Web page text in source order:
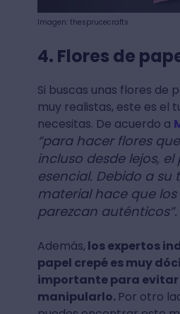
Imagen: thesprucecrafts
4. Flores de
Si buscas unas flores de
muy realistas, este es el
necesitas. De acuerdo a
“para hacer flores
incluso desde lejos,
esencial. Debido a su
material hace que
parezcan auténticos”.
Además, los expertos
papel crepé es muy
importante para evitar
manipularlo. Por otro